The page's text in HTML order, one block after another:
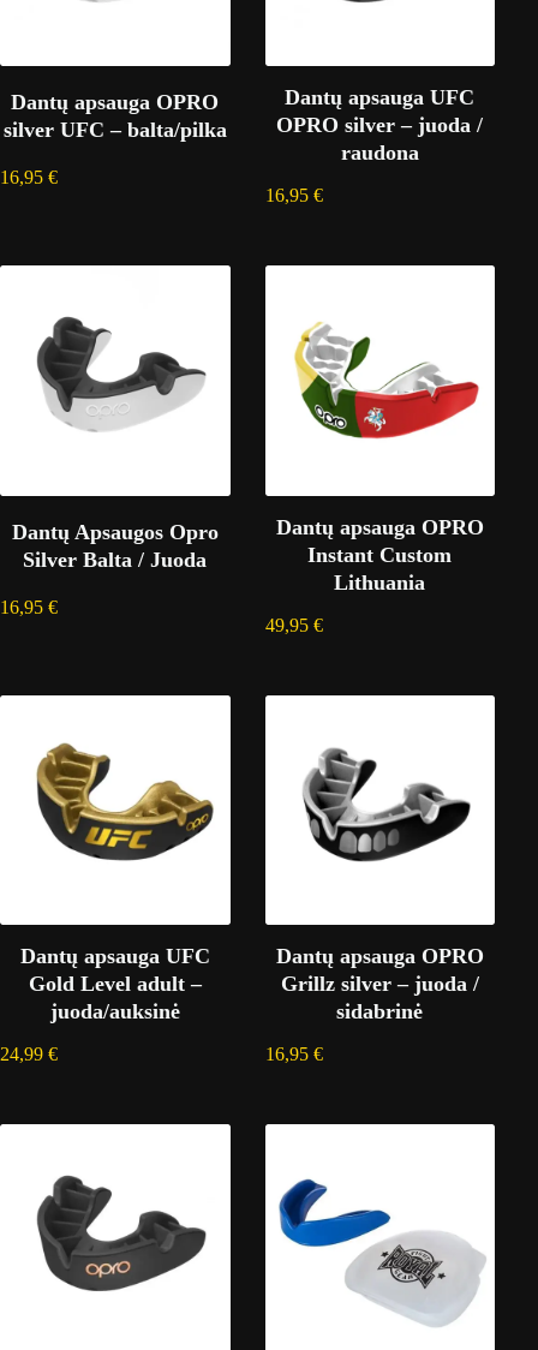
Dantų apsauga OPRO
silver UFC – balta/pilka
16,95 €
Dantų apsauga UFC
OPRO silver – juoda /
raudona
16,95 €
Dantų Apsaugos Opro
Silver Balta / Juoda
16,95 €
Dantų apsauga OPRO
Instant Custom
Lithuania
49,95 €
Dantų apsauga UFC
Gold Level adult –
juoda/auksinė
24,99 €
Dantų apsauga OPRO
Grillz silver – juoda /
sidabrinė
16,95 €